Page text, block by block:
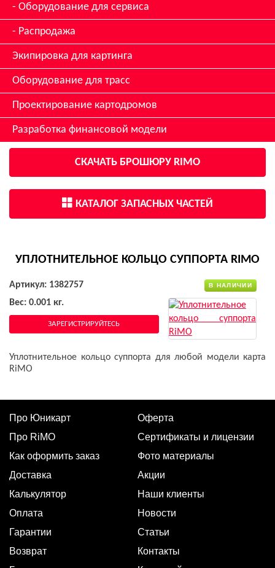
Оборудование для сервиса
Распродажа
Экипировка для картинга
Оборудование для трасс
Проектирование картодромов
Разработка финансовой модели
СКАЧАТЬ БРОШЮРУ RIMO
КАТАЛОГ ЗАПАСНЫХ ЧАСТЕЙ
УПЛОТНИТЕЛЬНОЕ КОЛЬЦО СУППОРТА RIMO
В НАЛИЧИИ
Артикул: 1382757
Вес: 0.001 кг.
ЗАРЕГИСТРИРУЙТЕСЬ
Уплотнительное кольцо суппорта для любой модели карта
RiMO
Про Юникарт
Про RiMO
Как оформить заказ
Доставка
Калькулятор
Оплата
Гарантии
Возврат
Оферта
Сертификаты и лицензии
Фото материалы
Акции
Наши клиенты
Новости
Статьи
Контакты